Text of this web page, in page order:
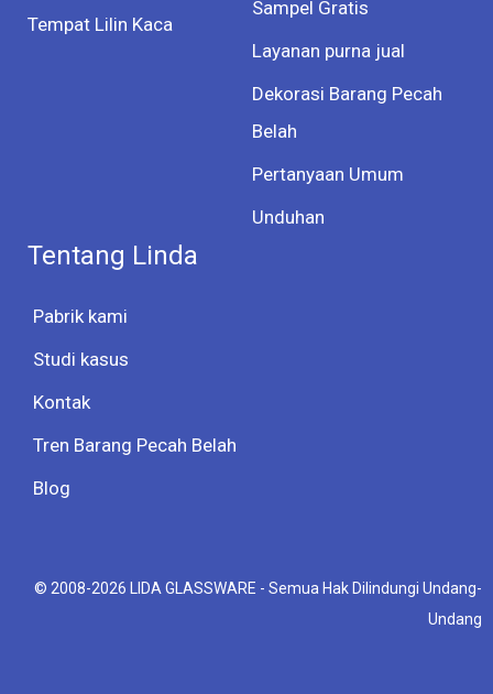
Tempat Lilin Kaca
Sampel Gratis
Layanan purna jual
Dekorasi Barang Pecah
Belah
Pertanyaan Umum
Unduhan
Tentang Linda
Pabrik kami
Studi kasus
Kontak
Tren Barang Pecah Belah
Blog
© 2008-2026 LIDA GLASSWARE - Semua Hak Dilindungi Undang-
Undang